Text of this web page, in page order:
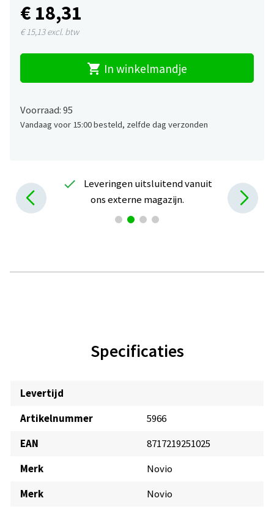
€ 18,31
€ 15,13excl. btw
shopping_cart In winkelmandje
Voorraad: 95
Vandaag voor 15:00 besteld, zelfde dag verzonden
check
Leveringen uitsluitend vanuit
ons externe magazijn.
Specificaties
Levertijd
Artikelnummer
5966
EAN
8717219251025
Merk
Novio
Merk
Novio